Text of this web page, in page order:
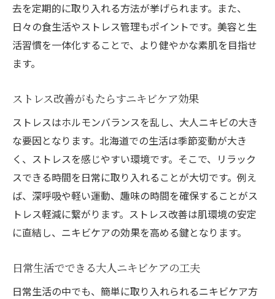
去を定期的に取り入れる方法が挙げられます。また、
日々の食生活やストレス管理もポイントです。美容と生
活習慣を一体化することで、より健やかな素肌を目指せ
ます。
ストレス改善がもたらすニキビケア効果
ストレスはホルモンバランスを乱し、大人ニキビの大き
な要因となります。北海道での生活は季節変動が大き
く、ストレスを感じやすい環境です。そこで、リラック
スできる時間を日常に取り入れることが大切です。例え
ば、深呼吸や軽い運動、趣味の時間を確保することがス
トレス軽減に繋がります。ストレス改善は肌環境の安定
に直結し、ニキビケアの効果を高める鍵となります。
日常生活でできる大人ニキビケアの工夫
日常生活の中でも、簡単に取り入れられるニキビケア方